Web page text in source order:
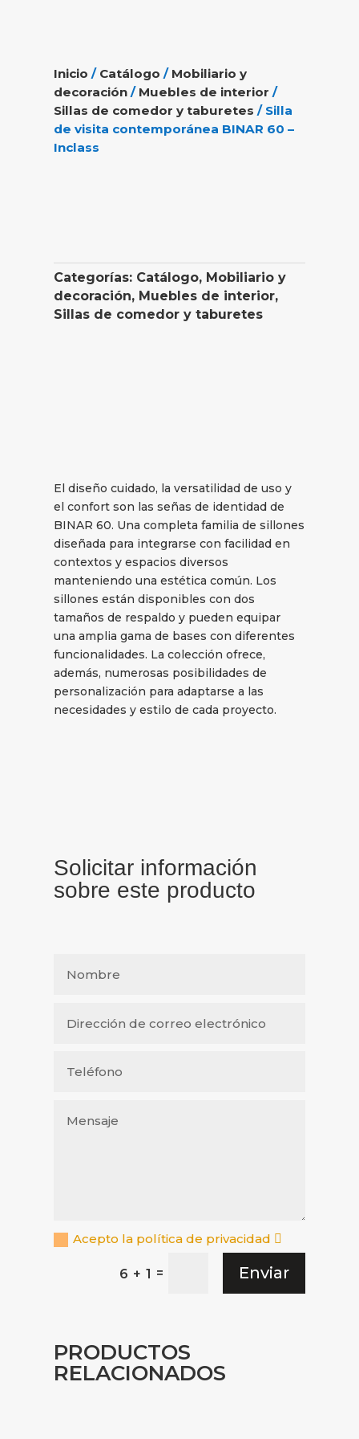
Inicio / Catálogo / Mobiliario y
decoración / Muebles de interior /
Sillas de comedor y taburetes / Silla
de visita contemporánea BINAR 60 –
Inclass
Categorías: Catálogo, Mobiliario y
decoración, Muebles de interior,
Sillas de comedor y taburetes
El diseño cuidado, la versatilidad de uso y
el confort son las señas de identidad de
BINAR 60. Una completa familia de sillones
diseñada para integrarse con facilidad en
contextos y espacios diversos
manteniendo una estética común. Los
sillones están disponibles con dos
tamaños de respaldo y pueden equipar
una amplia gama de bases con diferentes
funcionalidades. La colección ofrece,
además, numerosas posibilidades de
personalización para adaptarse a las
necesidades y estilo de cada proyecto.
Solicitar información
sobre este producto
Acepto la política de privacidad
6 + 1 = Enviar
PRODUCTOS
RELACIONADOS